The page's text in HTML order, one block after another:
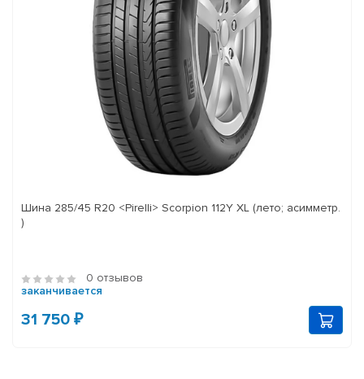
Шина 285/45 R20 <Pirelli> Scorpion 112Y XL (лето; асимметр.
)
0 отзывов
заканчивается
31 750 ₽